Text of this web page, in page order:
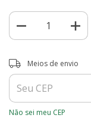
Entregas para o CEP:
Meios de envio
Não sei meu CEP